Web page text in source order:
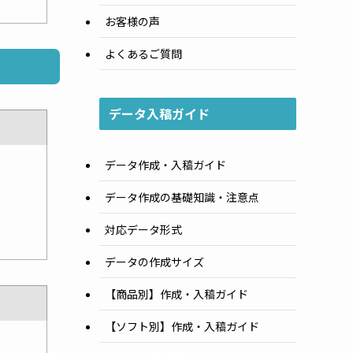
お客様の声
よくあるご質問
データ入稿ガイド
データ作成・入稿ガイド
データ作成の基礎知識・注意点
対応データ形式
データの作成サイズ
【商品別】作成・入稿ガイド
【ソフト別】作成・入稿ガイド